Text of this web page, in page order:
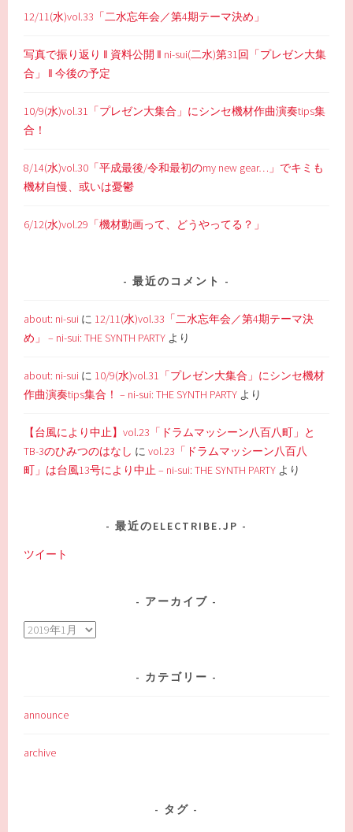
12/11(水)vol.33「二水忘年会／第4期テーマ決め」
写真で振り返り ‖ 資料公開 ‖ ni-sui(二水)第31回「プレゼン大集
合」 ‖ 今後の予定
10/9(水)vol.31「プレゼン大集合」にシンセ機材作曲演奏tips集
合！
8/14(水)vol.30「平成最後/令和最初のmy new gear…」でキミも
機材自慢、或いは憂鬱
6/12(水)vol.29「機材動画って、どうやってる？」
最近のコメント
about: ni-sui に 12/11(水)vol.33「二水忘年会／第4期テーマ決
め」 – ni-sui: THE SYNTH PARTY より
about: ni-sui に 10/9(水)vol.31「プレゼン大集合」にシンセ機材
作曲演奏tips集合！ – ni-sui: THE SYNTH PARTY より
【台風により中止】vol.23「ドラムマッシーン八百八町」と
TB-3のひみつのはなし にvol.23「ドラムマッシーン八百八
町」は台風13号により中止 – ni-sui: THE SYNTH PARTY より
最近のELECTRIBE.JP
ツイート
アーカイブ
ア
カテゴリー
announce
archive
タグ